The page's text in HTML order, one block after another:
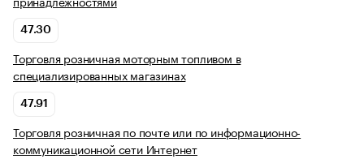
47.30
Торговля розничная моторным топливом в
специализированных магазинах
47.91
Торговля розничная по почте или по информационно-
коммуникационной сети Интернет